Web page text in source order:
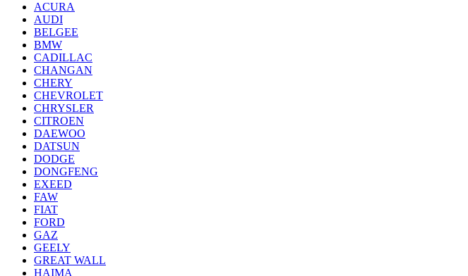
ACURA
AUDI
BELGEE
BMW
CADILLAC
CHANGAN
CHERY
CHEVROLET
CHRYSLER
CITROEN
DAEWOO
DATSUN
DODGE
DONGFENG
EXEED
FAW
FIAT
FORD
GAZ
GEELY
GREAT WALL
HAIMA